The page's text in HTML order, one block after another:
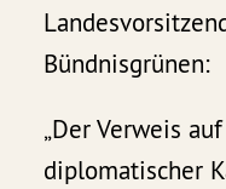
Bündnisgrünen:
„Der Verweis
diplomatischer